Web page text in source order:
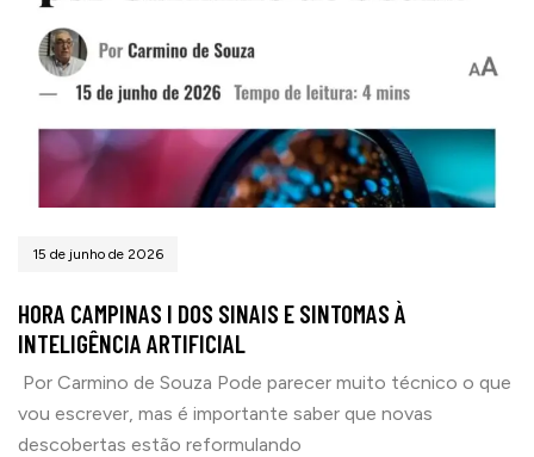
15 de junho de 2026
HORA CAMPINAS I DOS SINAIS E SINTOMAS À
INTELIGÊNCIA ARTIFICIAL
Por Carmino de Souza Pode parecer muito técnico o que
vou escrever, mas é importante saber que novas
descobertas estão reformulando